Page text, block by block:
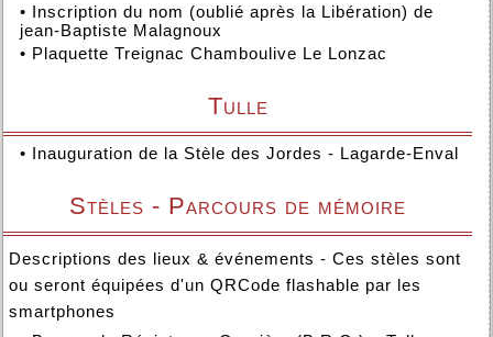
• Inscription du nom (oublié après la Libération) de
jean-Baptiste Malagnoux
• Plaquette Treignac Chamboulive Le Lonzac
Tulle
• Inauguration de la Stèle des Jordes - Lagarde-Enval
Stèles - Parcours de mémoire
Descriptions des lieux & événements - Ces stèles sont
ou seront équipées d'un QRCode flashable par les
smartphones